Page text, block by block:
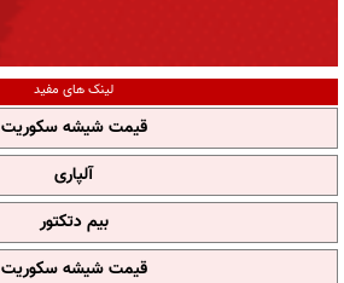
لینک های مفید
قیمت شیشه سکوریت
آلپاری
بیم دتکتور
قیمت شیشه سکوریت